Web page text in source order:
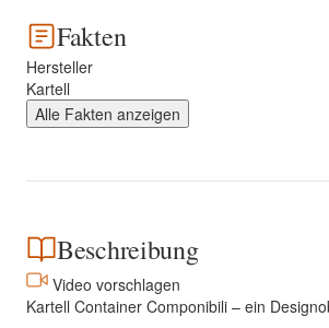
Fakten
Hersteller
Kartell
Alle Fakten anzeigen
Beschreibung
Video vorschlagen
Kartell Container Componibili – ein